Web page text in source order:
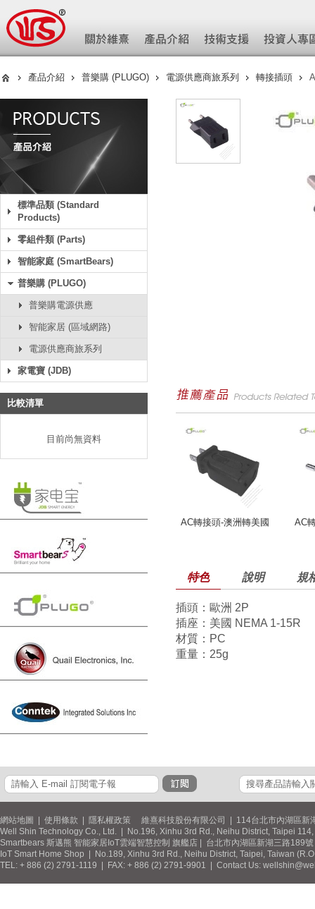
產品介紹 普樂購 (PLUGO) 電源供應商旅系列 轉接插頭
標準品類 (Standard
Products)
零組件類 (Parts)
智能家庭 (SmartBears)
普樂購 (PLUGO)
普樂購電源供應
智能家居 (區域網路)
電源供應商旅系列
家電寶 (JDB)
比較清單
目前尚無資料
AC轉接頭-澳洲轉美國 AC
特色 說明 規
插頭：歐洲 2P
插座：美國 NEMA 1-15R
材質：PC
重量：25g
網站地圖 使用條款 隱私權政策 維熹科技股份有限公司 | 114台北市內湖區新
Well Shin Technology Co., Ltd. | No.196, Xinhu 3rd Rd., Neihu District, Taipei
Smartbears 斯邁熊 智能家居IoT雲端智慧控制 旗艦店 | 台北市內湖區新湖三路189
IoT Smart Home Shop | No.189, Xinhu 3rd Rd., Neihu District, Taipei, Taiwan
TEL: + 886 (2) 2791-1119 | FAX: + 886 (2) 2791-9901 | Contact Us: